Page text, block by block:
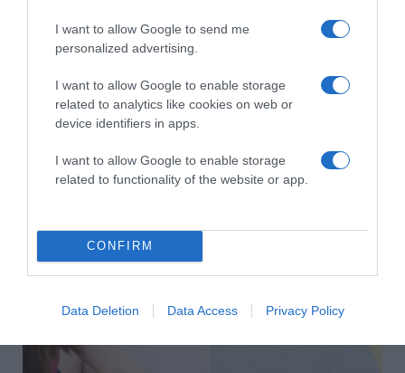
I want to allow Google to send me
personalized advertising.
I want to allow Google to enable storage
related to analytics like cookies on web or
device identifiers in apps.
I want to allow Google to enable storage
related to functionality of the website or app.
CONFIRM
Data Deletion Data Access Privacy Policy
2026-08-07.
Grillezett halloumis cukkinis tésztasaláta